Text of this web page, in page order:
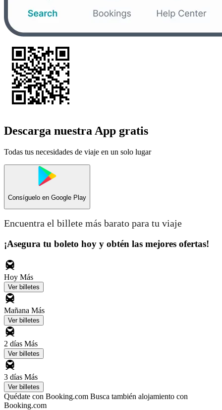
Descarga nuestra App gratis
Todas tus necesidades de viaje en un solo lugar
Consíguelo en Google Play
Encuentra el billete más barato para tu viaje
¡Asegura tu boleto hoy y obtén las mejores ofertas!
Hoy Más
Ver billetes
Mañana Más
Ver billetes
2 días Más
Ver billetes
3 días Más
Ver billetes
Quédate con Booking.com Busca también alojamiento con
Booking.com